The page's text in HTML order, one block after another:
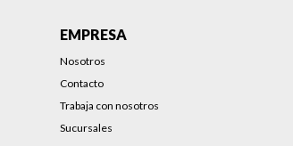
EMPRESA
Nosotros
Contacto
Trabaja con nosotros
Sucursales